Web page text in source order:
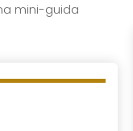
mini-guida